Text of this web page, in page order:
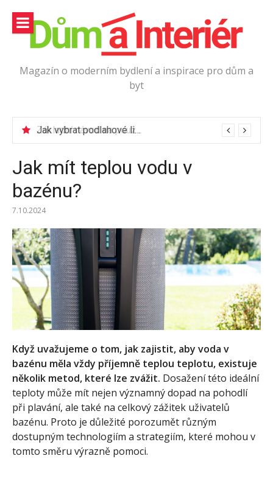
obsah
Magazín o moderním bydlení a inspirace pro dům a
byt
Jak vybrat podlahové lišty?
Jak mít teplou vodu v
bazénu?
7.10.2024
Když uvažujeme o tom, jak zajistit, aby voda v
bazénu měla vždy příjemně teplou teplotu, existuje
několik metod, které lze zvážit. Dosažení této ideální
teploty může mít nejen významný dopad na pohodlí
při plavání, ale také na celkový zážitek uživatelů
bazénu. Proto je důležité porozumět různým
dostupným technologiím a strategiím, které mohou v
tomto směru výrazně pomoci.